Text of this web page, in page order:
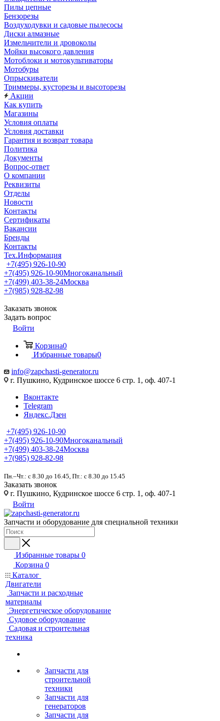
Пилы цепные
Бензорезы
Воздуходувки и садовые пылесосы
Диски алмазные
Измельчители и дровоколы
Мойки высокого давления
Мотоблоки и мотокультиваторы
Мотобуры
Опрыскиватели
Триммеры, кусторезы и высоторезы
Акции
Как купить
Магазины
Условия оплаты
Условия доставки
Гарантия и возврат товара
Политика
Документы
Вопрос-ответ
О компании
Реквизиты
Отделы
Новости
Контакты
Сертификаты
Вакансии
Бренды
Контакты
Тех.Информация
+7(495) 926-10-90
+7(495) 926-10-90Многоканальный
+7(499) 403-38-24Москва
+7(985) 928-82-98
Заказать звонок
Задать вопрос
Войти
Корзина0
Избранные товары0
info@zapchasti-generator.ru
г. Пушкино, Кудринское шоссе 6 стр. 1, оф. 407-1
Вконтакте
Telegram
Яндекс.Дзен
+7(495) 926-10-90
+7(495) 926-10-90Многоканальный
+7(499) 403-38-24Москва
+7(985) 928-82-98
Пн.–Чт.: с 8.30 до 16.45, Пт.: с 8.30 до 15.45
Заказать звонок
г. Пушкино, Кудринское шоссе 6 стр. 1, оф. 407-1
Войти
Запчасти и оборудование для специальной техники
Избранные товары 0
Корзина 0
Каталог
Двигатели
Запчасти и расходные
материалы
Энергетическое оборудование
Судовое оборудование
Садовая и строительная
техника
Запчасти для
строительной
техники
Запчасти для
генераторов
Запчасти для